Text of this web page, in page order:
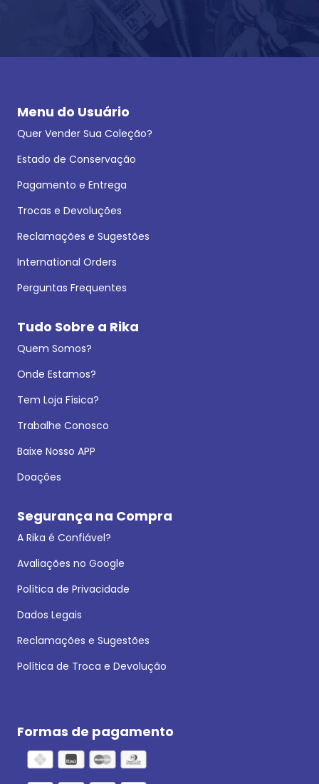
Menu do Usuário
Quer Vender Sua Coleção?
Estado de Conservação
Pagamento e Entrega
Trocas e Devoluções
Reclamações e Sugestões
International Orders
Perguntas Frequentes
Tudo Sobre a Rika
Quem Somos?
Onde Estamos?
Tem Loja Física?
Trabalhe Conosco
Baixe Nosso APP
Doações
Segurança na Compra
A Rika é Confiável?
Avaliações no Google
Política de Privacidade
Dados Legais
Reclamações e Sugestões
Política de Troca e Devolução
Formas de pagamento